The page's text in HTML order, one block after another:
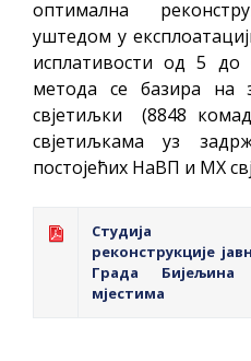
оптимална
уштедом у
исплативости од 5 до
метода се базира на
свјетиљки (8848
свјетиљкама уз
постојећих НаВП и МХ
Студија
реконструкције
Града
мјестима